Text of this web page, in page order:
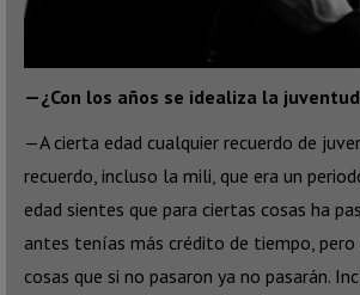
—¿Con los años se idealiza la
—A cierta edad cualquier recuerdo de
recuerdo, incluso la mili, que era un
edad sientes que para ciertas cosas ha
antes tenías más crédito de tiempo, pero
cosas que si no pasaron ya no pasarán.